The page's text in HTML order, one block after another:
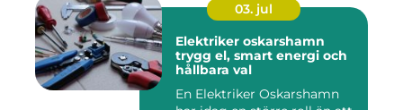
03. jul
Elektriker oskarshamn
trygg el, smart energi och
hållbara val
En Elektriker Oskarshamn